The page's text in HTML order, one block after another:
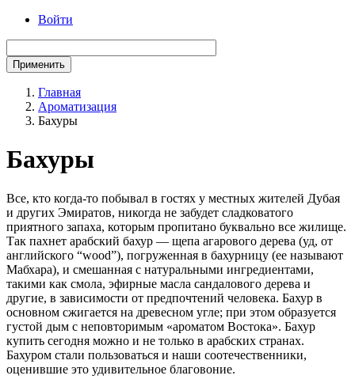
Войти
Строка
навигации
Главная
Ароматизация
Бахуры
Бахуры
Все, кто когда-то побывал в гостях у местных жителей Дубая
и других Эмиратов, никогда не забудет сладковатого
приятного запаха, которым пропитано буквально все жилище.
Так пахнет арабский бахур — щепа агарового дерева (уд, от
английского “wood”), погруженная в бахурницу (ее называют
Мабхара), и смешанная с натуральными ингредиентами,
такими как смола, эфирные масла сандалового дерева и
другие, в зависимости от предпочтений человека. Бахур в
основном сжигается на древесном угле; при этом образуется
густой дым с неповторимым «ароматом Востока». Бахур
купить сегодня можно и не только в арабских странах.
Бахуром стали пользоваться и наши соотечественники,
оценившие это удивительное благовоние.